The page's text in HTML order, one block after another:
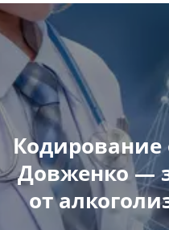
Кодирование
Довженко —
от